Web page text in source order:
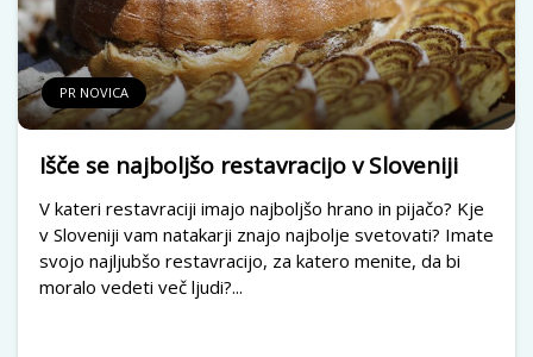
PR NOVICA
Išče se najboljšo restavracijo v Sloveniji
V kateri restavraciji imajo najboljšo hrano in pijačo? Kje
v Sloveniji vam natakarji znajo najbolje svetovati? Imate
svojo najljubšo restavracijo, za katero menite, da bi
moralo vedeti več ljudi?...